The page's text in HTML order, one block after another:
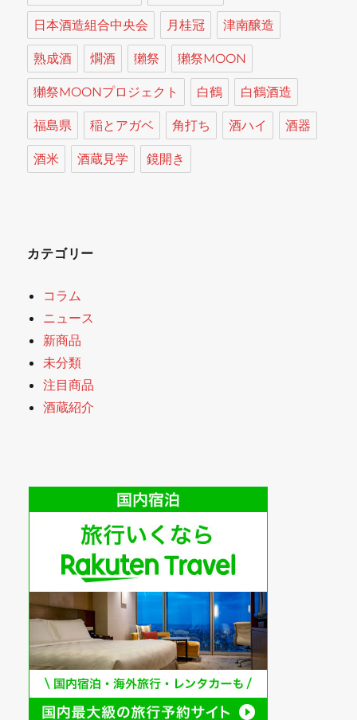
日本酒造組合中央会 月桂冠 津南醸造
熟成酒 燗酒 獺祭 獺祭MOON
獺祭MOONプロジェクト 白鶴 白鶴酒造
福島県 稲とアガベ 角打ち 酒ハイ 酒器
酒米 酒蔵見学 鏡開き
カテゴリー
コラム
ニュース
新商品
未分類
注目商品
酒蔵紹介